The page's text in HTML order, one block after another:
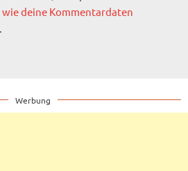
deine Kommentardaten
.
Werbung